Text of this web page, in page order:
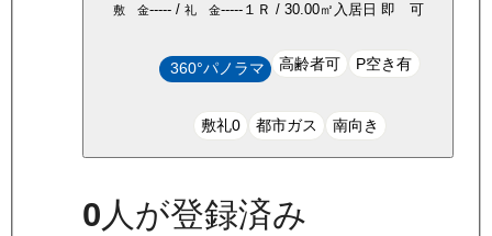
敷 金-----/ 礼 金-----１Ｒ / 30.00㎡ 入居日 即 可
360°パノラマ 高齢者可 P空き有
敷礼0 都市ガス 南向き
0人が登録済み